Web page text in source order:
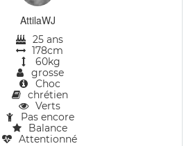
AttilaWJ
25 ans
178cm
60kg
grosse
Choc
chrétien
Verts
Pas encore
Balance
Attentionné